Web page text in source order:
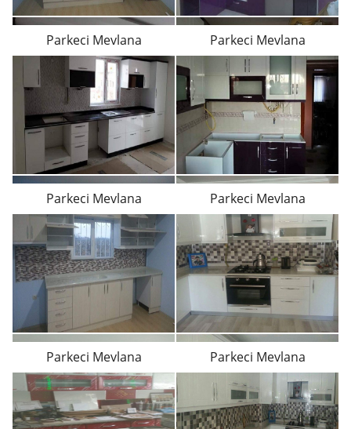
Parkeci Mevlana Parkeci Mevlana
Parkeci Mevlana Parkeci Mevlana
Parkeci Mevlana Parkeci Mevlana